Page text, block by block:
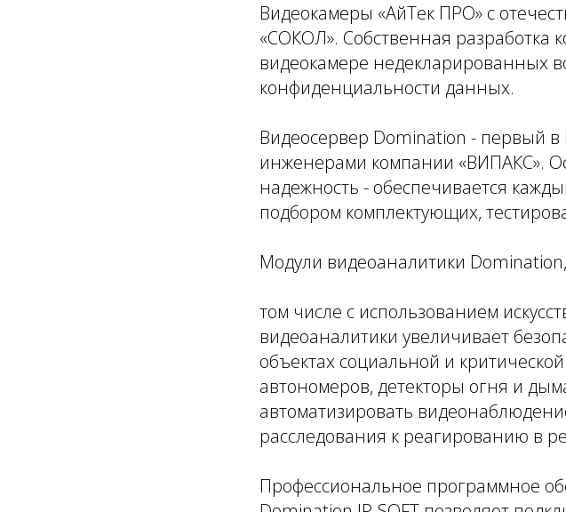
Видеокамеры «АйТек ПРО» с
«СОКОЛ». Собственная разработка
видеокамере недекларированных
конфиденциальности данных.
Видеосервер Domination - первый в
инженерами компании «ВИПАКС».
надежность - обеспечивается
подбором комплектующих,
Модули видеоаналитики
том числе с использованием
видеоаналитики увеличивает
объектах социальной и
автономеров, детекторы огня и
автоматизировать
расследования к реагированию в
Профессиональное программное